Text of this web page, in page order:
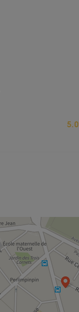
5.0